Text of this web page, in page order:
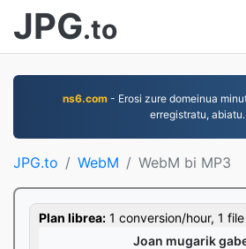
JPG.to
ns6.com - Erosi zure domeinua
erregistratu, abiatu.
JPG.to WebM WebM bi MP3
Plan librea: 1 conversion/hour, 1
Joan mugarik